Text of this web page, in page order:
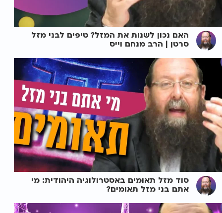
האם נכון לשנות את המזל? טיפים לבני מזל
סרטן | הרב מנחם וייס
סוד מזל תאומים באסטרולוגיה היהודית: מי
אתם בני מזל תאומים?